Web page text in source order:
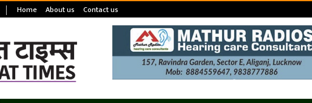
Home About us Contact us